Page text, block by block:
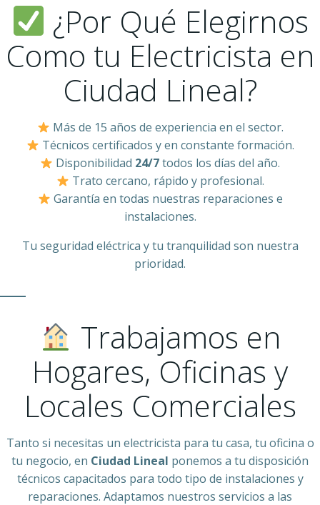
¿Por Qué Elegirnos
Como tu Electricista en
Ciudad Lineal?
Más de 15 años de experiencia en el sector.
Técnicos certificados y en constante formación.
Disponibilidad 24/7todos los días del año.
Trato cercano, rápido y profesional.
Garantía en todas nuestras reparaciones e
instalaciones.
Tu seguridad eléctrica y tu tranquilidad son nuestra
prioridad.
Trabajamos en
Hogares, Oficinas y
Locales Comerciales
Tanto si necesitas un electricista para tu casa, tu oficina o
tu negocio, en Ciudad Lineal ponemos a tu disposición
técnicos capacitados para todo tipo de instalaciones y
reparaciones. Adaptamos nuestros servicios a las